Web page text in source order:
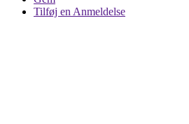
Tilføj en Anmeldelse